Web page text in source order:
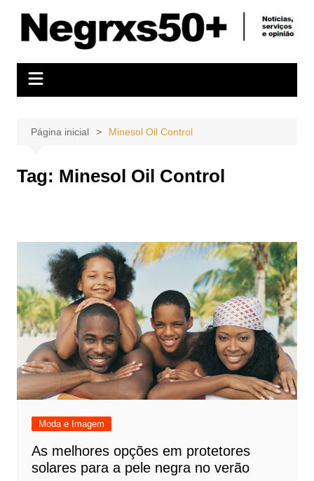
conteúdo
Página inicial Minesol Oil Control
Tag: Minesol Oil Control
Moda e Imagem
As melhores opções em protetores
solares para a pele negra no verão